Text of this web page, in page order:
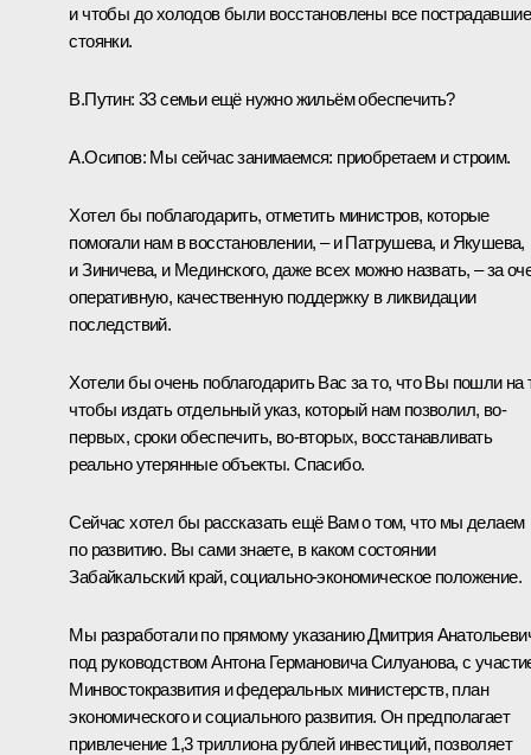
и чтобы до холодов были восстановлены все пострадавшие
стоянки.
В.Путин: 33 семьи ещё нужно жильём обеспечить?
А.Осипов: Мы сейчас занимаемся: приобретаем и строим.
Хотел бы поблагодарить, отметить министров, которые
помогали нам в восстановлении, – и Патрушева, и Якушева,
и Зиничева, и Мединского, даже всех можно назвать, – за
оперативную, качественную поддержку в ликвидации
последствий.
Хотели бы очень поблагодарить Вас за то, что Вы пошли на
чтобы издать отдельный указ, который нам позволил, во-
первых, сроки обеспечить, во-вторых, восстанавливать
реально утерянные объекты. Спасибо.
Сейчас хотел бы рассказать ещё Вам о том, что мы делаем
по развитию. Вы сами знаете, в каком состоянии
Забайкальский край, социально-экономическое положение.
Мы разработали по прямому указанию Дмитрия
под руководством Антона Германовича Силуанова, с
Минвостокразвития и федеральных министерств, план
экономического и социального развития. Он предполагает
привлечение 1,3 триллиона рублей инвестиций, позволяет